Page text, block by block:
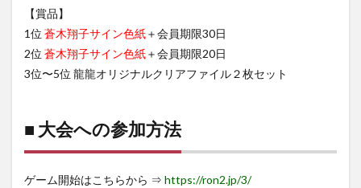
【賞品】
1位 蒼木翔子サイン色紙＋会員期限30日
2位 蒼木翔子サイン色紙＋会員期限20日
3位〜5位 龍龍オリジナルクリアファイル２枚セット
■ 大会への参加方法
ゲーム開始はこちらから ⇒ https://ron2.jp/3/